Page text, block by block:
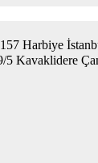
Harbiye
Kavaklidere